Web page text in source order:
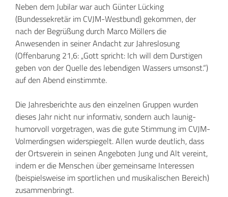
Neben dem Jubilar war auch Günter Lücking
(Bundessekretär im CVJM-Westbund) gekommen, der
nach der Begrüßung durch Marco Möllers die
Anwesenden in seiner Andacht zur Jahreslosung
(Offenbarung 21,6: „Gott spricht: Ich will dem Durstigen
geben von der Quelle des lebendigen Wassers umsonst.“)
auf den Abend einstimmte.
Die Jahresberichte aus den einzelnen Gruppen wurden
dieses Jahr nicht nur informativ, sondern auch launig-
humorvoll vorgetragen, was die gute Stimmung im CVJM-
Volmerdingsen widerspiegelt. Allen wurde deutlich, dass
der Ortsverein in seinen Angeboten Jung und Alt vereint,
indem er die Menschen über gemeinsame Interessen
(beispielsweise im sportlichen und musikalischen Bereich)
zusammenbringt.